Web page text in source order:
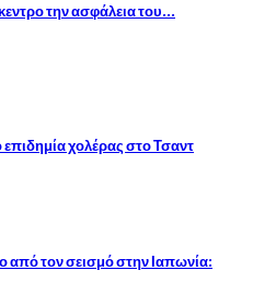
την ασφάλεια του…
επιδημία χολέρας στο Τσαντ
από τον σεισμό στην Ιαπωνία: